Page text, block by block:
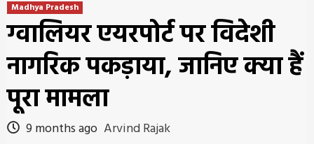
Madhya Pradesh
ग्वालियर एयरपोर्ट पर विदेशी
नागरिक पकड़ाया, जानिए क्या हैं
पूरा मामला
9 months ago Arvind Rajak